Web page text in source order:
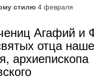
стилю 4 февраля
Агафий и
отца
архиепископа